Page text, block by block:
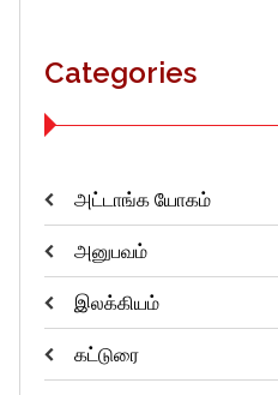
Categories
அட்டாங்க யோகம்
அனுபவம்
இலக்கியம்
கட்டுரை